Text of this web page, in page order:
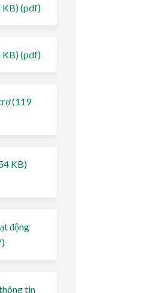
KB) (pdf)
KB) (pdf)
(119
KB)
động
tin